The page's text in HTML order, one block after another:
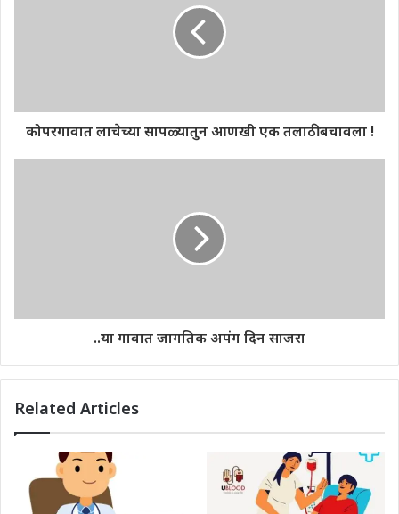
कोपरगावात लाचेच्या सापळ्यातुन आणखी एक तलाठी बचावला !
..या गावात जागतिक अपंग दिन साजरा
Related Articles